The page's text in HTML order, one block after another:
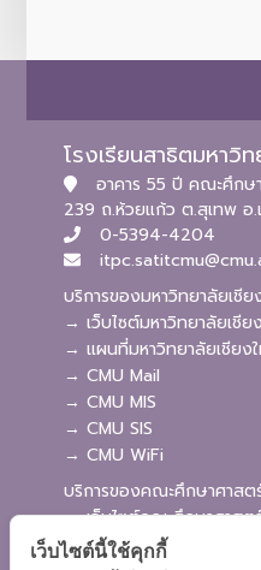
อาคาร 55 ปี คณะศึกษ
239 ถ.ห้วยแก้ว ต.สุเทพ อ
0-5394-4204
บริการของมหาวิทยาลัยเชีย
→ เว็บไซต์มหาวิทยาลัยเชีย
→ แผนที่มหาวิทยาลัยเชียง
→ CMU Mail
→ CMU MIS
→ CMU SIS
→ CMU WiFi
บริการของคณะศึกษาศาสต
→ เว็บไซต์คณะศึกษาศาสต
→ ระบบจัดการเว็บไซต์
เว็บไซต์นี้ใช้คุกกี้